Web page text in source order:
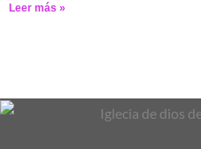
Leer más »